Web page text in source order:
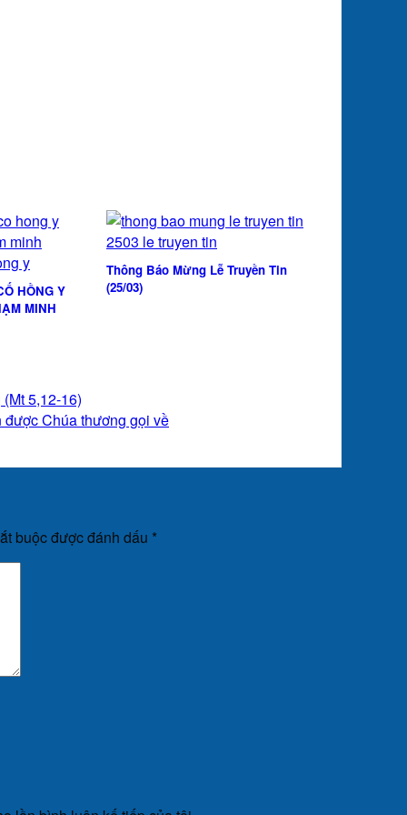
HỒNG Y
MINH
Thông Báo Mừng Lễ Truyền Tin
(25/03)
5,12-16)
Chúa thương gọi về
buộc được đánh dấu *